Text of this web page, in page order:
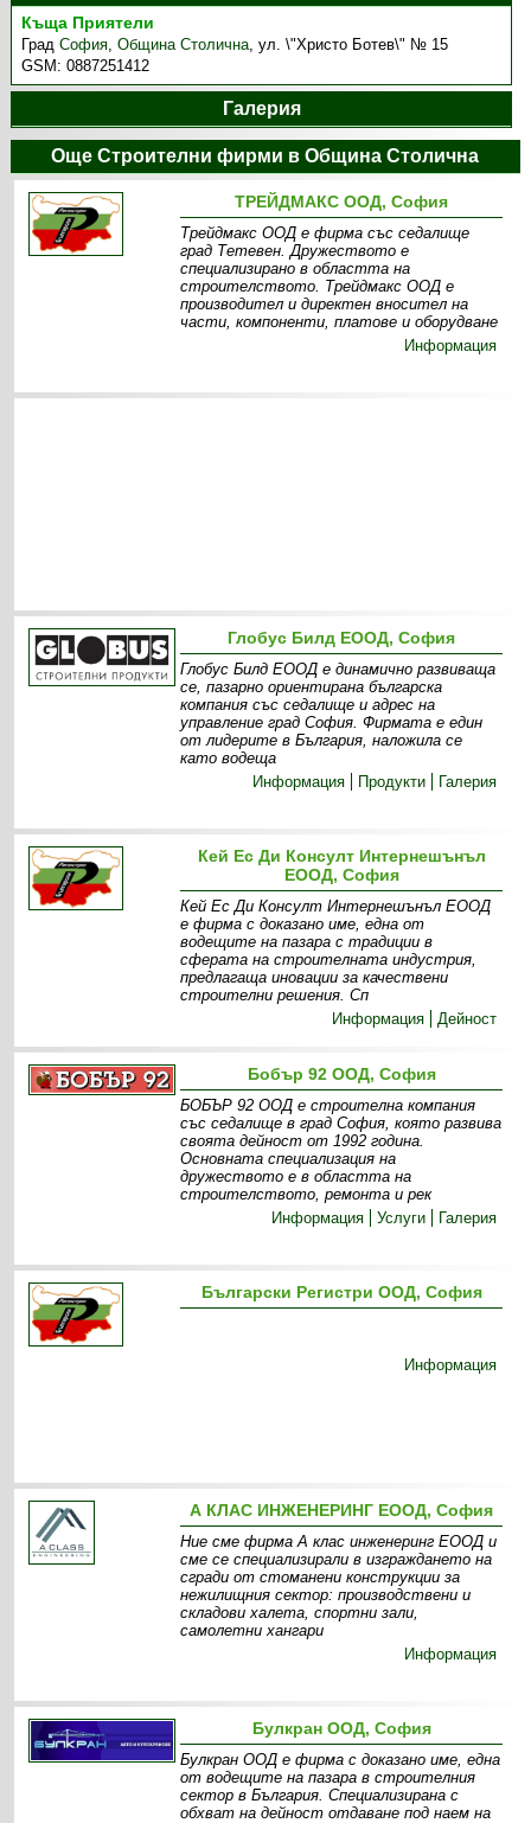
Къща Приятели
ГрадСофия ,Община Столична ,ул. \"Христо Ботев\" № 15
GSM:0887251412
Галерия
Още Строителни фирми в Община Столична
ТРЕЙДМАКС ООД, София
Трейдмакс ООД е фирма със седалище
град Тетевен. Дружеството е
специализирано в областта на
строителството. Трейдмакс ООД е
производител и директен вносител на
части, компоненти, платове и оборудване
Информация
Глобус Билд ЕООД, София
Глобус Билд ЕООД е динамично развиваща
се, пазарно ориентирана българска
компания със седалище и адрес на
управление град София. Фирмата е един
от лидерите в България, наложила се
като водеща
Информация
Продукти Галерия
Кей Ес Ди Консулт Интернешънъл
ЕООД, София
Кей Ес Ди Консулт Интернешънъл ЕООД
е фирма с доказано име, една от
водещите на пазара с традиции в
сферата на строителната индустрия,
предлагаща иновации за качествени
строителни решения. Сп
Информация
Дейност
Бобър 92 ООД, София
БОБЪР 92 ООД е строителна компания
със седалище в град София, която развива
своята дейност от 1992 година.
Основната специализация на
дружеството е в областта на
строителството, ремонта и рек
Информация
Услуги Галерия
Български Регистри ООД, София
Информация
А КЛАС ИНЖЕНЕРИНГ ЕООД, София
Ние сме фирма А клас инженеринг ЕООД и
сме се специализирали в изграждането на
сгради от стоманени конструкции за
нежилищния сектор: производствени и
складови халета, спортни зали,
самолетни хангари
Информация
Булкран ООД, София
Булкран ООД е фирма с доказано име, една
от водещите на пазара в строителния
сектор в България. Специализирана с
обхват на дейност отдаване под наем на